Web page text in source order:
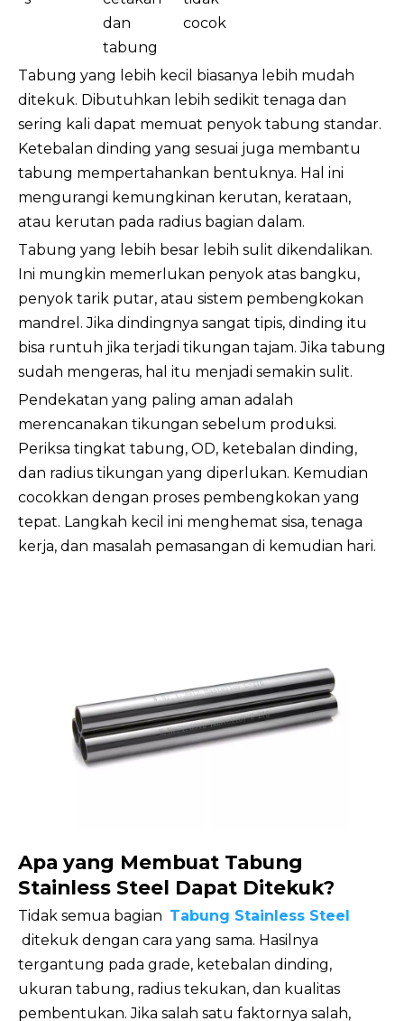
dan
tabung
cocok
Tabung yang lebih kecil biasanya lebih mudah
ditekuk. Dibutuhkan lebih sedikit tenaga dan
sering kali dapat memuat penyok tabung standar.
Ketebalan dinding yang sesuai juga membantu
tabung mempertahankan bentuknya. Hal ini
mengurangi kemungkinan kerutan, kerataan,
atau kerutan pada radius bagian dalam.
Tabung yang lebih besar lebih sulit dikendalikan.
Ini mungkin memerlukan penyok atas bangku,
penyok tarik putar, atau sistem pembengkokan
mandrel. Jika dindingnya sangat tipis, dinding itu
bisa runtuh jika terjadi tikungan tajam. Jika tabung
sudah mengeras, hal itu menjadi semakin sulit.
Pendekatan yang paling aman adalah
merencanakan tikungan sebelum produksi.
Periksa tingkat tabung, OD, ketebalan dinding,
dan radius tikungan yang diperlukan. Kemudian
cocokkan dengan proses pembengkokan yang
tepat. Langkah kecil ini menghemat sisa, tenaga
kerja, dan masalah pemasangan di kemudian hari.
Apa yang Membuat Tabung
Stainless Steel Dapat Ditekuk?
Tidak semua bagian Tabung Stainless Steel
ditekuk dengan cara yang sama. Hasilnya
tergantung pada grade, ketebalan dinding,
ukuran tabung, radius tekukan, dan kualitas
pembentukan. Jika salah satu faktornya salah,